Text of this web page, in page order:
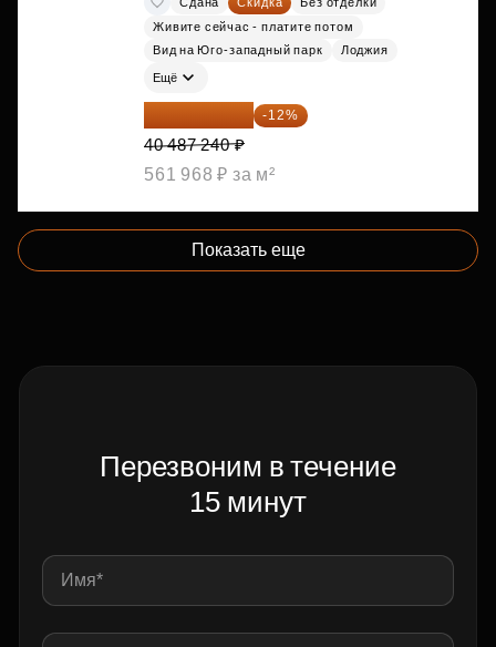
Живите сейчас - платите потом
Вид на Юго-западный парк
Лоджия
Ещё
35 628 771 ₽ -12%
40 487 240 ₽
561 968 ₽ за м²
Показать еще
Перезвоним в течение
15 минут